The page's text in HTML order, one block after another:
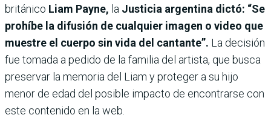
británico Liam Payne, la Justicia argentina dictó: “Se
prohíbe la difusión de cualquier imagen o video que
muestre el cuerpo sin vida del cantante”. La decisión
fue tomada a pedido de la familia del artista, que busca
preservar la memoria del Liam y proteger a su hijo
menor de edad del posible impacto de encontrarse con
este contenido en la web.